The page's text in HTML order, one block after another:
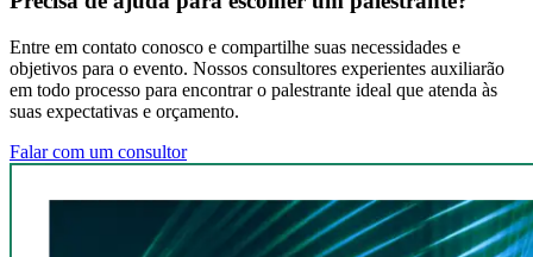
Entre em contato conosco e compartilhe suas necessidades e
objetivos para o evento. Nossos consultores experientes auxiliarão
em todo processo para encontrar o palestrante ideal que atenda às
suas expectativas e orçamento.
Falar com um consultor